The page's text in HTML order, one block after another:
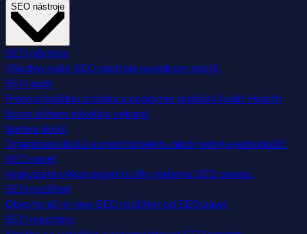
SEO nástroje
SEO nástroje
Všechny naše SEO nástroje na jednom místě.
SEO audit
Proleze každou stránku a poskytne globální Audit Health
Score během několika sekund.
Správa úkolů
Organizace úkolů a priorit projektu nikdy nebyla jednodušší.
SEO panel
Analyzujte výkon projektu díky našemu SEO panelu.
SEO rozšíření
Objevte all-in-one SEO rozšíření od SEOcrawl.
SEO reporting